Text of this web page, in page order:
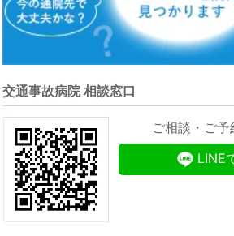
交通事故病院 相談窓口
ご相談・ご
LINE